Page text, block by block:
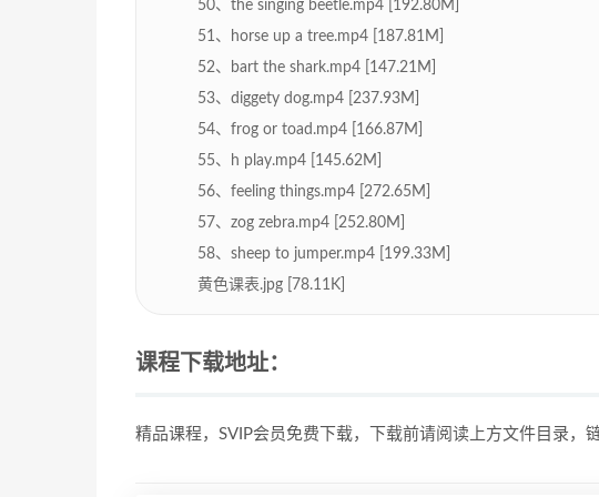
50、the singing beetle.mp4 [192.80M]
51、horse up a tree.mp4 [187.81M]
52、bart the shark.mp4 [147.21M]
53、diggety dog.mp4 [237.93M]
54、frog or toad.mp4 [166.87M]
55、h play.mp4 [145.62M]
56、feeling things.mp4 [272.65M]
57、zog zebra.mp4 [252.80M]
58、sheep to jumper.mp4 [199.33M]
黄色课表.jpg [78.11K]
课程下载地址：
精品课程，SVIP会员免费下载，下载前请阅读上方文件目录，